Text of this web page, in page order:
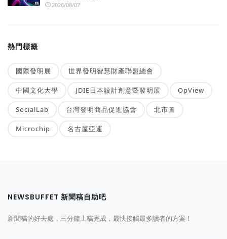
2026/08/07
熱門標籤
國際發明展 世界發明智慧財產聯盟總會
中國文化大學 JDIE日本設計創意暨發明展 OpView
SocialLab 台灣發明商品促進協會 北市圖
Microchip 名古屋亞運
NEWSBUFFET 新聞稿自助吧
新聞稿的好去處，三分鐘上稿完成，最快接觸最多讀者的方案！